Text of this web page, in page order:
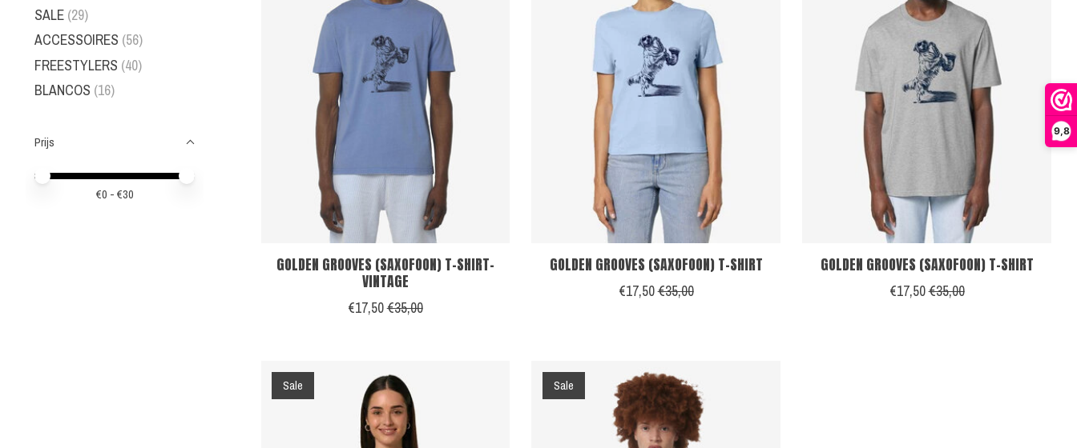
9,8
SALE (29)
ACCESSOIRES (56)
FREESTYLERS (40)
BLANCOS (16)
Prijs
Minimale prijswaarde
Price maximum value
€0 - €30
GOLDEN GROOVES (SAXOFOON) T-SHIRT-
VINTAGE
€17,50€35,00
GOLDEN GROOVES (SAXOFOON) T-SHIRT
€17,50€35,00
GOLDEN GROOVES (SAXOFOON) T-SHIRT
€17,50€35,00
Sale Sale